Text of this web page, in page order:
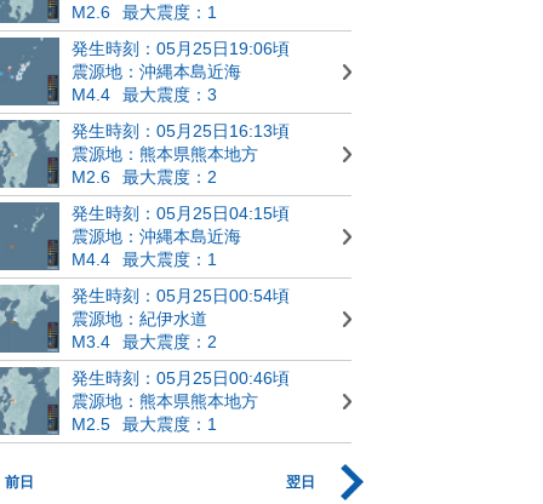
M2.6
最大震度：1
発生時刻：05月25日19:06頃
震源地：沖縄本島近海
M4.4
最大震度：3
発生時刻：05月25日16:13頃
震源地：熊本県熊本地方
M2.6
最大震度：2
発生時刻：05月25日04:15頃
震源地：沖縄本島近海
M4.4
最大震度：1
発生時刻：05月25日00:54頃
震源地：紀伊水道
M3.4
最大震度：2
発生時刻：05月25日00:46頃
震源地：熊本県熊本地方
M2.5
最大震度：1
前日 翌日